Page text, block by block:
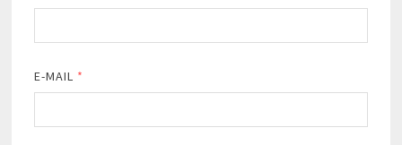
E-MAIL *